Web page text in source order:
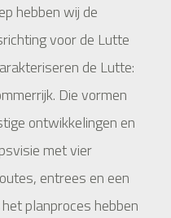
hebben wij de
voor de Lutte
de Lutte:
Die vormen
ontwikkelingen en
met vier
entrees en een
planproces hebben